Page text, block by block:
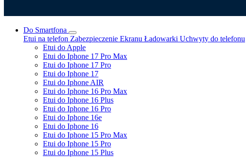
Do Smartfona
Etui na telefon Zabezpieczenie Ekranu Ładowarki Uchwyty do telefonu
Etui do Apple
Etui do Iphone 17 Pro Max
Etui do Iphone 17 Pro
Etui do Iphone 17
Etui do Iphone AIR
Etui do Iphone 16 Pro Max
Etui do Iphone 16 Plus
Etui do Iphone 16 Pro
Etui do Iphone 16e
Etui do Iphone 16
Etui do Iphone 15 Pro Max
Etui do Iphone 15 Pro
Etui do Iphone 15 Plus